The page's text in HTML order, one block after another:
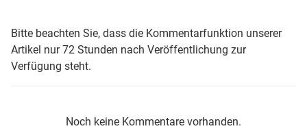
Bitte beachten Sie, dass die Kommentarfunktion unserer
Artikel nur 72 Stunden nach Veröffentlichung zur
Verfügung steht.
Noch keine Kommentare vorhanden.